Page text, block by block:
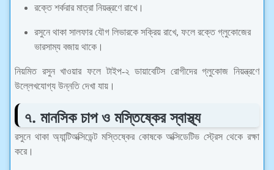
রক্তে শর্করার মাত্রা নিয়ন্ত্রণে রাখে।
রসুনে থাকা সালফার যৌগ লিভারকে সক্রিয় রাখে, ফলে রক্তে গ্লুকোজের
ভারসাম্য বজায় থাকে।
নিয়মিত রসুন খাওয়ার ফলে টাইপ-২ ডায়াবেটিস রোগীদের গ্লুকোজ নিয়ন্ত্রণে
উল্লেখযোগ্য উন্নতি দেখা যায়।
৭. মানসিক চাপ ও মস্তিষ্কের স্বাস্থ্য
রসুনে থাকা অ্যান্টিঅক্সিডেন্ট মস্তিষ্কের কোষকে অক্সিডেটিভ স্ট্রেস থেকে রক্ষা
করে।